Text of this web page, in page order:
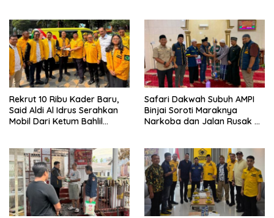
Rekrut 10 Ribu Kader Baru,
Said Aldi Al Idrus Serahkan
Mobil Dari Ketum Bahlil
Safari Dakwah Subuh AMPI
Binjai Soroti Maraknya
Narkoba dan Jalan Rusak di